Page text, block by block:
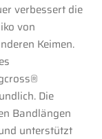
verbessert die
von
Keimen.
Die
Bandlängen
unterstützt